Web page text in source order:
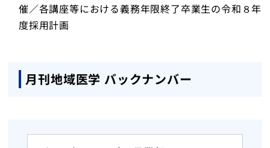
催／各講座等における義務年限終了卒業生の令和８年
度採用計画
月刊地域医学 バックナンバー